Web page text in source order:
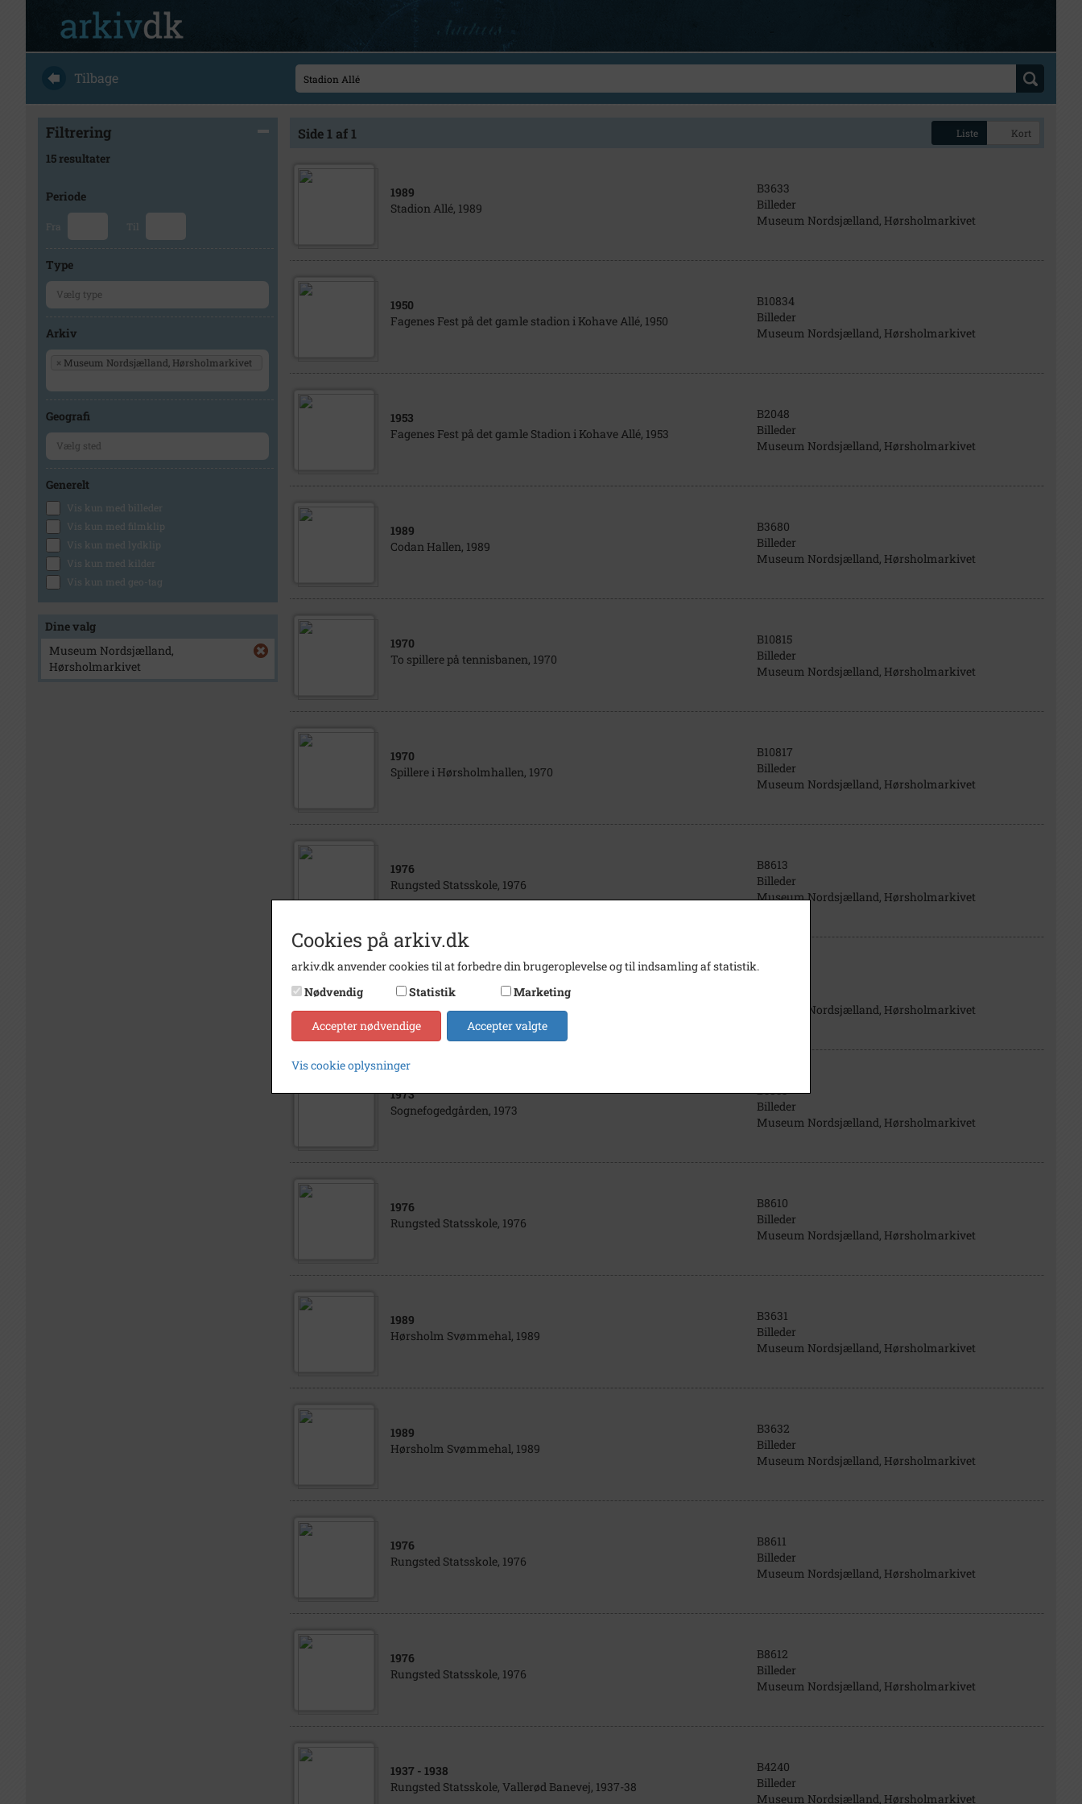
Tilbage
Filtrering
15 resultater
Periode
Fra Til
Type
Arkiv
× Museum Nordsjælland, Hørsholmarkivet
Geografi
Generelt
Vis kun med billeder
Vis kun med filmklip
Vis kun med lydklip
Vis kun med kilder
Vis kun med geo-tag
Dine valg
Museum Nordsjælland,
Hørsholmarkivet
Side 1 af 1 Liste Kort
1989
Stadion Allé, 1989
B3633
Billeder
Museum Nordsjælland, Hørsholmarkivet
1950
Fagenes Fest på det gamle stadion i Kohave Allé, 1950
B10834
Billeder
Museum Nordsjælland, Hørsholmarkivet
1953
Fagenes Fest på det gamle Stadion i Kohave Allé, 1953
B2048
Billeder
Museum Nordsjælland, Hørsholmarkivet
1989
Codan Hallen, 1989
B3680
Billeder
Museum Nordsjælland, Hørsholmarkivet
1970
To spillere på tennisbanen, 1970
B10815
Billeder
Museum Nordsjælland, Hørsholmarkivet
1970
Spillere i Hørsholmhallen, 1970
B10817
Billeder
Museum Nordsjælland, Hørsholmarkivet
1976
Rungsted Statsskole, 1976
B8613
Billeder
Museum Nordsjælland, Hørsholmarkivet
Rungsted Statsskole, 1976
Museum Nordsjælland, Hørsholmarkivet
1973
Sognefogedgården, 1973
B5853
Billeder
Museum Nordsjælland, Hørsholmarkivet
1976
Rungsted Statsskole, 1976
B8610
Billeder
Museum Nordsjælland, Hørsholmarkivet
1989
Hørsholm Svømmehal, 1989
B3631
Billeder
Museum Nordsjælland, Hørsholmarkivet
1989
Hørsholm Svømmehal, 1989
B3632
Billeder
Museum Nordsjælland, Hørsholmarkivet
1976
Rungsted Statsskole, 1976
B8611
Billeder
Museum Nordsjælland, Hørsholmarkivet
1976
Rungsted Statsskole, 1976
B8612
Billeder
Museum Nordsjælland, Hørsholmarkivet
1937 - 1938
Rungsted Statsskole, Vallerød Banevej, 1937-38
B4240
Billeder
Museum Nordsjælland, Hørsholmarkivet
Cookies på arkiv.dk
arkiv.dk anvender cookies til at forbedre din brugeroplevelse og til indsamling af statistik.
Nødvendig
Statistik Marketing
Accepter nødvendige Accepter valgte
Vis cookie oplysninger